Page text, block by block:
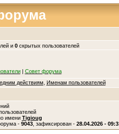
и 0скрытых пользователей
| Совет форума
действиям
Именам пользователей
имени Tigioug
- 9043, зафиксирован - 28.04.2026 -